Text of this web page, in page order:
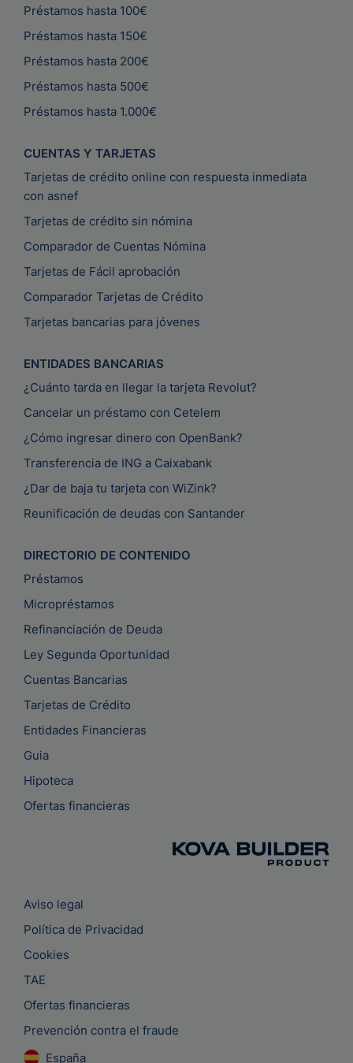
Préstamos hasta 100€
Préstamos hasta 150€
Préstamos hasta 200€
Préstamos hasta 500€
Préstamos hasta 1.000€
CUENTAS Y TARJETAS
Tarjetas de crédito online con respuesta inmediata
con asnef
Tarjetas de crédito sin nómina
Comparador de Cuentas Nómina
Tarjetas de Fácil aprobación
Comparador Tarjetas de Crédito
Tarjetas bancarias para jóvenes
ENTIDADES BANCARIAS
¿Cuánto tarda en llegar la tarjeta Revolut?
Cancelar un préstamo con Cetelem
¿Cómo ingresar dinero con OpenBank?
Transferencia de ING a Caixabank
¿Dar de baja tu tarjeta con WiZink?
Reunificación de deudas con Santander
DIRECTORIO DE CONTENIDO
Préstamos
Micropréstamos
Refinanciación de Deuda
Ley Segunda Oportunidad
Cuentas Bancarias
Tarjetas de Crédito
Entidades Financieras
Guia
Hipoteca
Ofertas financieras
Aviso legal
Política de Privacidad
Cookies
TAE
Ofertas financieras
Prevención contra el fraude
España